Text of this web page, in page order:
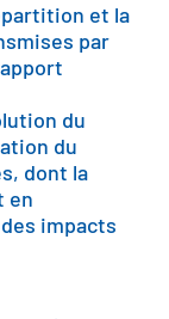
et la
par
du
du
dont la
en
impacts